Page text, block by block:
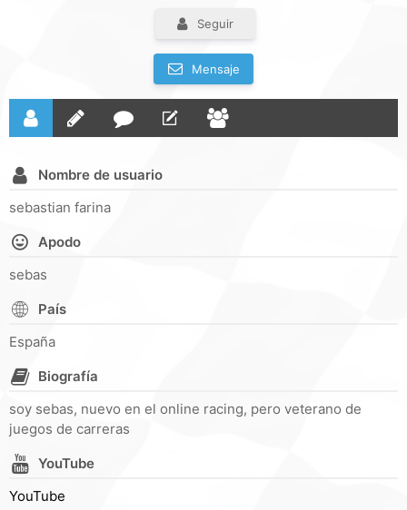
Seguir
Mensaje
Nombre de usuario
sebastian farina
Apodo
sebas
País
España
Biografía
soy sebas, nuevo en el online racing, pero veterano de
juegos de carreras
YouTube
YouTube